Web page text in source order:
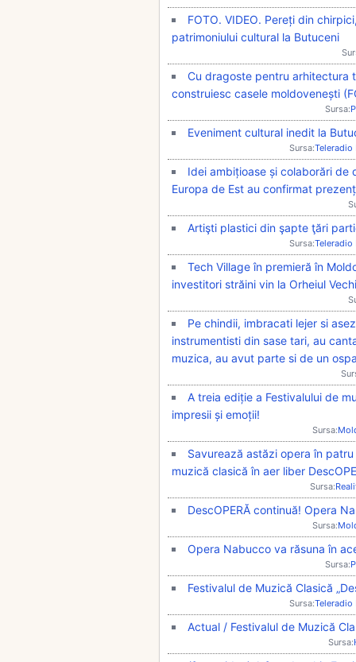
FOTO. VIDEO. Pereți din
patrimoniului cultural la Butuceni
Cu dragoste pentru arhitectura
construiesc casele moldovenești
Sursa:
Eveniment cultural inedit la
Sursa:
Idei ambițioase și colaborări
Europa de Est au confirmat
Artişti plastici din şapte ţări
Sursa:
Tech Village în premieră în
investitori străini vin la Orheiul Vechi
Pe chindii, imbracati lejer si
instrumentisti din sase tari, au
muzica, au avut parte si de un
A treia ediție a Festivalului de
impresii și emoții!
Sursa:
Savurează astăzi opera în
muzică clasică în aer liber
Sursa:
DescOPERĂ continuă! Opera
Sursa:
Opera Nabucco va răsuna în
Sursa:
Festivalul de Muzică Clasică
Sursa:
Actual / Festivalul de Muzică
Sursa: